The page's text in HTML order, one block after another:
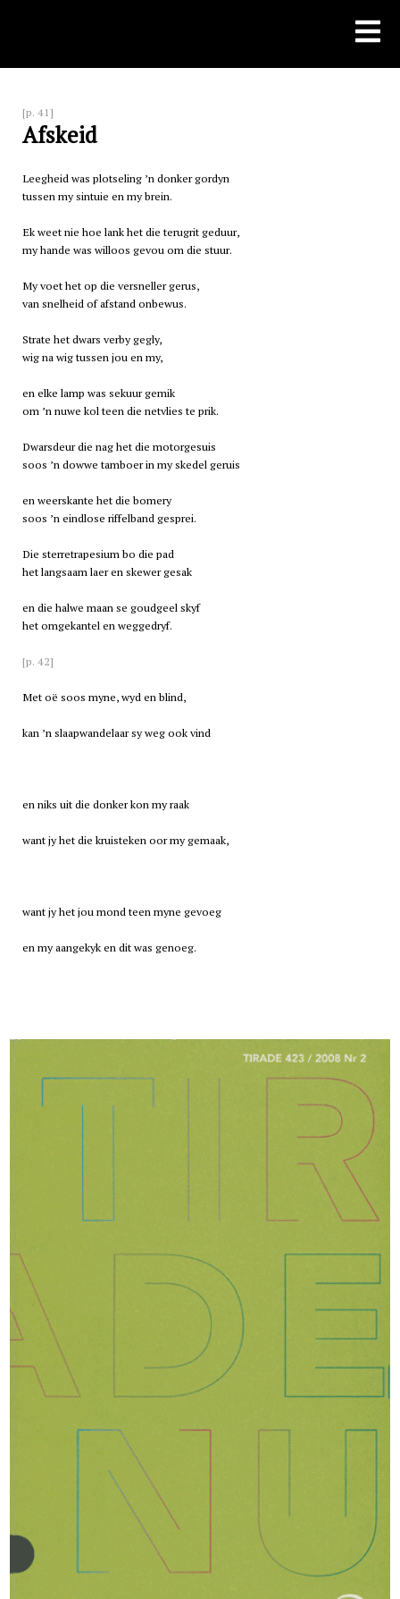
[p. 41]
Afskeid
Leegheid was plotseling ’n donker gordyn
tussen my sintuie en my brein.
Ek weet nie hoe lank het die terugrit geduur,
my hande was willoos gevou om die stuur.
My voet het op die versneller gerus,
van snelheid of afstand onbewus.
Strate het dwars verby gegly,
wig na wig tussen jou en my,
en elke lamp was sekuur gemik
om ’n nuwe kol teen die netvlies te prik.
Dwarsdeur die nag het die motorgesuis
soos ’n dowwe tamboer in my skedel geruis
en weerskante het die bomery
soos ’n eindlose riffelband gesprei.
Die sterretrapesium bo die pad
het langsaam laer en skewer gesak
en die halwe maan se goudgeel skyf
het omgekantel en weggedryf.
[p. 42]
Met oë soos myne, wyd en blind,
kan ’n slaapwandelaar sy weg ook vind
en niks uit die donker kon my raak
want jy het die kruisteken oor my gemaak,
want jy het jou mond teen myne gevoeg
en my aangekyk en dit was genoeg.